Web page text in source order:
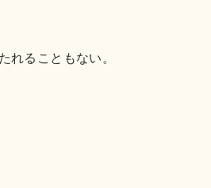
れることもない。